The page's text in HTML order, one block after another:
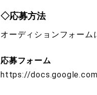
◇応募方法
オーディションフォー
応募フォーム
https://